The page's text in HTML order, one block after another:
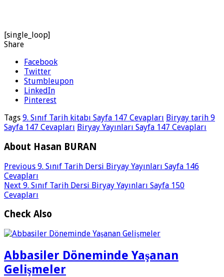
[single_loop]
Share
Facebook
Twitter
Stumbleupon
LinkedIn
Pinterest
Tags 9. Sınıf Tarih kitabı Sayfa 147 Cevapları Biryay tarih 9
Sayfa 147 Cevapları Biryay Yayınları Sayfa 147 Cevapları
About Hasan BURAN
Previous 9. Sınıf Tarih Dersi Biryay Yayınları Sayfa 146
Cevapları
Next 9. Sınıf Tarih Dersi Biryay Yayınları Sayfa 150
Cevapları
Check Also
Abbasiler Döneminde Yaşanan
Gelişmeler